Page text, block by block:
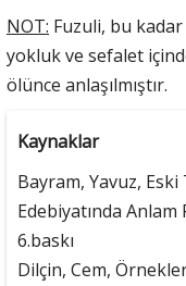
NOT: Fuzuli, bu
yokluk ve sefalet
ölünce anlaşılmıştır.
Kaynaklar
Bayram, Yavuz,
Edebiyatında
6.baskı
Dilçin, Cem,